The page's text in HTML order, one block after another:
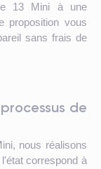
13 Mini à une
proposition vous
sans frais de
de
nous réalisons
correspond à